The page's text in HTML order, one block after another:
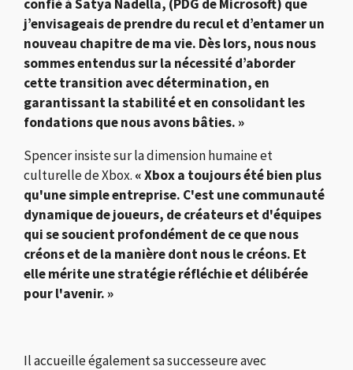
confié à Satya Nadella, (PDG de Microsoft) que
j’envisageais de prendre du recul et d’entamer un
nouveau chapitre de ma vie. Dès lors, nous nous
sommes entendus sur la nécessité d’aborder
cette transition avec détermination, en
garantissant la stabilité et en consolidant les
fondations que nous avons bâties. »
Spencer insiste sur la dimension humaine et
culturelle de Xbox. « Xbox a toujours été bien plus
qu'une simple entreprise. C'est une communauté
dynamique de joueurs, de créateurs et d'équipes
qui se soucient profondément de ce que nous
créons et de la manière dont nous le créons. Et
elle mérite une stratégie réfléchie et délibérée
pour l'avenir. »
Il accueille également sa successeure avec